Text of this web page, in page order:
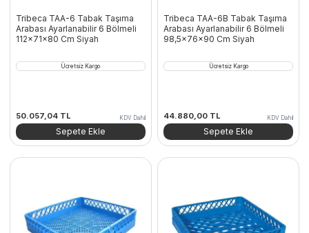
Tribeca TAA-6 Tabak Taşıma
Arabası Ayarlanabilir 6 Bölmeli
112x71x80 Cm Siyah
Ücretsiz Kargo
50.057,04 TL KDV Dahil
Sepete Ekle
Tribeca TAA-6B Tabak Taşıma
Arabası Ayarlanabilir 6 Bölmeli
98,5x76x90 Cm Siyah
Ücretsiz Kargo
44.880,00 TL KDV Dahil
Sepete Ekle